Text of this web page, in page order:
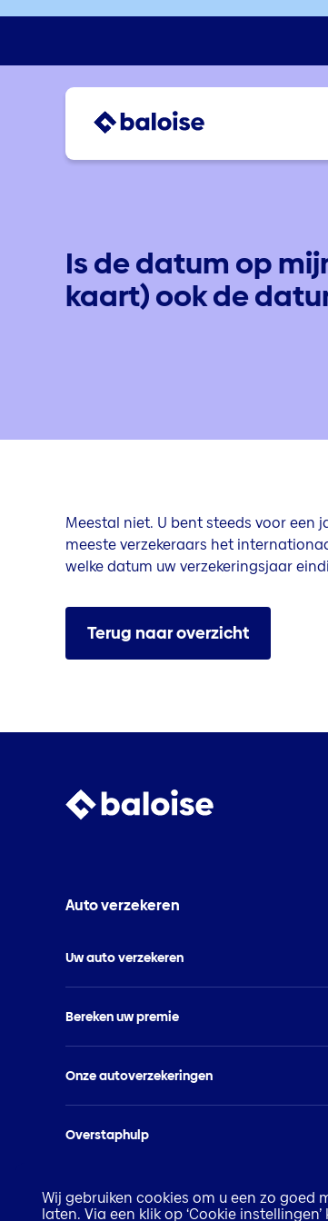
Wij gebruiken cookies om u een zo
laten. Via een klik op ‘Cookie
Is de datum op
kaart) ook de
Meestal niet. U bent steeds voor een
meeste verzekeraars het
welke datum uw verzekeringsjaar
Terug naar overzicht
Auto verzekeren
Uw auto verzekeren
Bereken uw premie
Onze autoverzekeringen
Overstaphulp